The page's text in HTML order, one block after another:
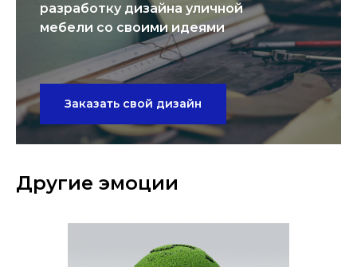
разработку дизайна уличной
мебели со своими идеями
Заказать свой дизайн
Другие эмоции